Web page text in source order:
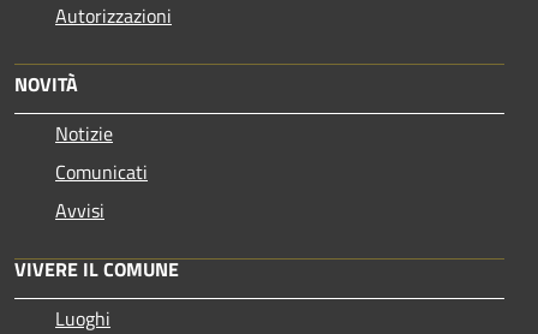
Autorizzazioni
NOVITÀ
Notizie
Comunicati
Avvisi
VIVERE IL COMUNE
Luoghi